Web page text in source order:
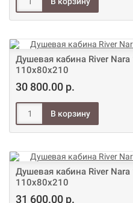
Душевая кабина River
110х80х210
30 800.00 р.
Душевая кабина River
110х80х210
31 600.00 р.